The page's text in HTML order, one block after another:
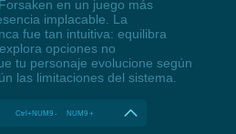
en un juego más
implacable. La
fue tan intuitiva: equilibra
opciones no
tu personaje evolucione según
las limitaciones del sistema.
Ctrl+NUM9 - NUM9 +